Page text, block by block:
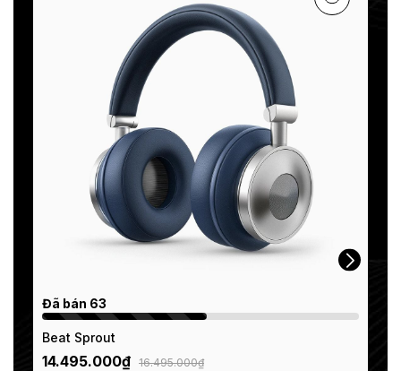
Đã bán 63
Beat Sprout
14.495.000₫ 16.495.000₫